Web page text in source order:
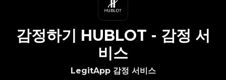
LegitApp 감정 서비스
감정하기 HUBLOT - 감정 서
비스